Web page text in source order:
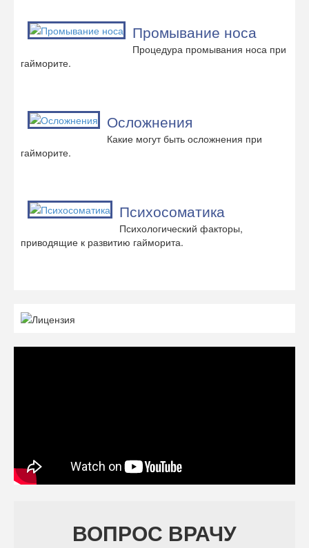
Промывание носа
Процедура промывания носа при
гайморите.
Осложнения
Какие могут быть осложнения при
гайморите.
Психосоматика
Психологический факторы,
приводящие к развитию гайморита.
ВОПРОС ВРАЧУ